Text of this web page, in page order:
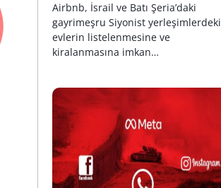
Airbnb, İsrail ve Batı Şeria’daki
gayrimeşru Siyonist yerleşimlerdeki
evlerin listelenmesine ve
kiralanmasına imkan…